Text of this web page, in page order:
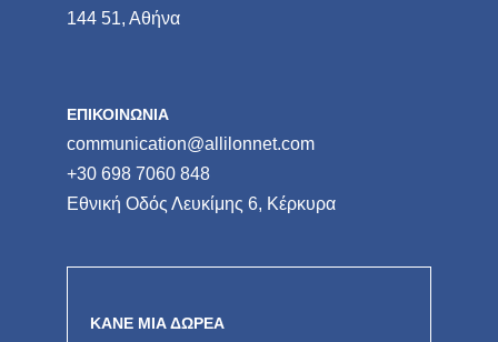
144 51, Αθήνα
ΕΠΙΚΟΙΝΩΝΙΑ
communication@allilonnet.com
+30 698 7060 848
Εθνική Οδός Λευκίμης 6, Κέρκυρα
ΚΑΝΕ ΜΙΑ ΔΩΡΕΑ